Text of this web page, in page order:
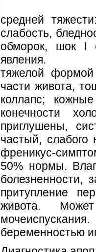
средней
слабость,
обморок, шок I
явления.
тяжелой формой
части живота,
коллапс;
конечности
приглушены,
частый,
френикус-
50% нормы.
болезненности,
притупление
живота.
беременностью